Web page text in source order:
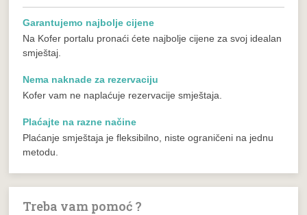
Garantujemo najbolje cijene
Na Kofer portalu pronaći ćete najbolje cijene za svoj idealan
smještaj.
Nema naknade za rezervaciju
Kofer vam ne naplaćuje rezervacije smještaja.
Plaćajte na razne načine
Plaćanje smještaja je fleksibilno, niste ograničeni na jednu
metodu.
Treba vam pomoć ?